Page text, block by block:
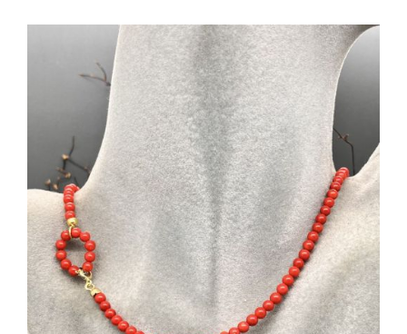
AGGIUNGI AL CARRELLO / DETTAGLI